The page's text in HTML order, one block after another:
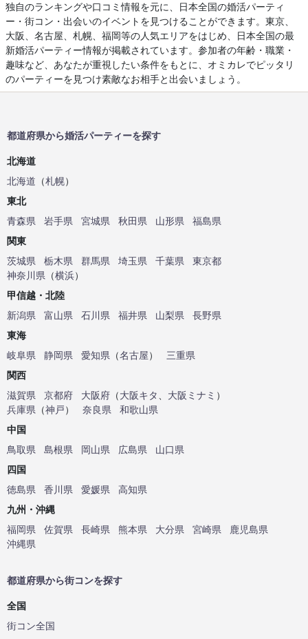
独自のランキングや口コミ情報を元に、日本全国の婚活パーティ
ー・街コン・出会いのイベントを見つけることができます。東京、
大阪、名古屋、札幌、福岡等の人気エリアをはじめ、日本全国の最
新婚活パーティー情報が掲載されています。参加者の年齢・職業・
趣味など、あなたが重視したい条件をもとに、オミカレでピッタリ
のパーティーを見つけ素敵なお相手と出会いましょう。
都道府県から婚活パーティーを探す
北海道
北海道 （札幌）
東北
青森県
岩手県 宮城県 秋田県 山形県
福島県
関東
茨城県
栃木県 群馬県 埼玉県 千葉県
東京都
神奈川県 （横浜）
甲信越・北陸
新潟県
富山県 石川県 福井県 山梨県
長野県
東海
岐阜県
静岡県 愛知県 （名古屋）
三重県
関西
滋賀県
京都府 大阪府 （大阪キタ 大阪ミナミ ）
兵庫県 （神戸） 奈良県
和歌山県
中国
鳥取県
島根県 岡山県 広島県
山口県
四国
徳島県
香川県 愛媛県
高知県
九州・沖縄
福岡県
佐賀県 長崎県 熊本県 大分県 宮崎県
鹿児島県
沖縄県
都道府県から街コンを探す
全国
街コン全国